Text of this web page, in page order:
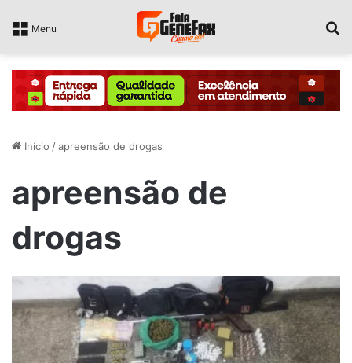
Menu
Início /apreensão de drogas
apreensão de
drogas